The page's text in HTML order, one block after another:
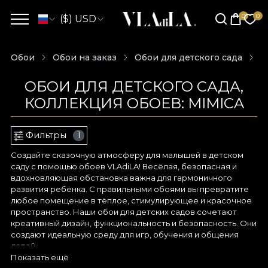
($) USD
Обои Обои на заказ Обои для детского сада
ОБОИ ДЛЯ ДЕТСКОГО САДА,
КОЛЛЕКЦИЯ ОБОЕВ: MIMICA
Фильтры 1
Создайте сказочную атмосферу для малышей в детском
саду с помощью обоев VLAdiLA! Весёлая, безопасная и
вдохновляющая обстановка важна для гармоничного
развития ребёнка. С правильными обоями вы превратите
любое помещение в тёплое, стимулирующее и красочное
пространство. Наши обои для детских садов сочетают
креативный дизайн, функциональность и безопасность. Они
создают идеальную среду для игр, обучения и общения
детей.
Игривый дизайн и
Показать ещё